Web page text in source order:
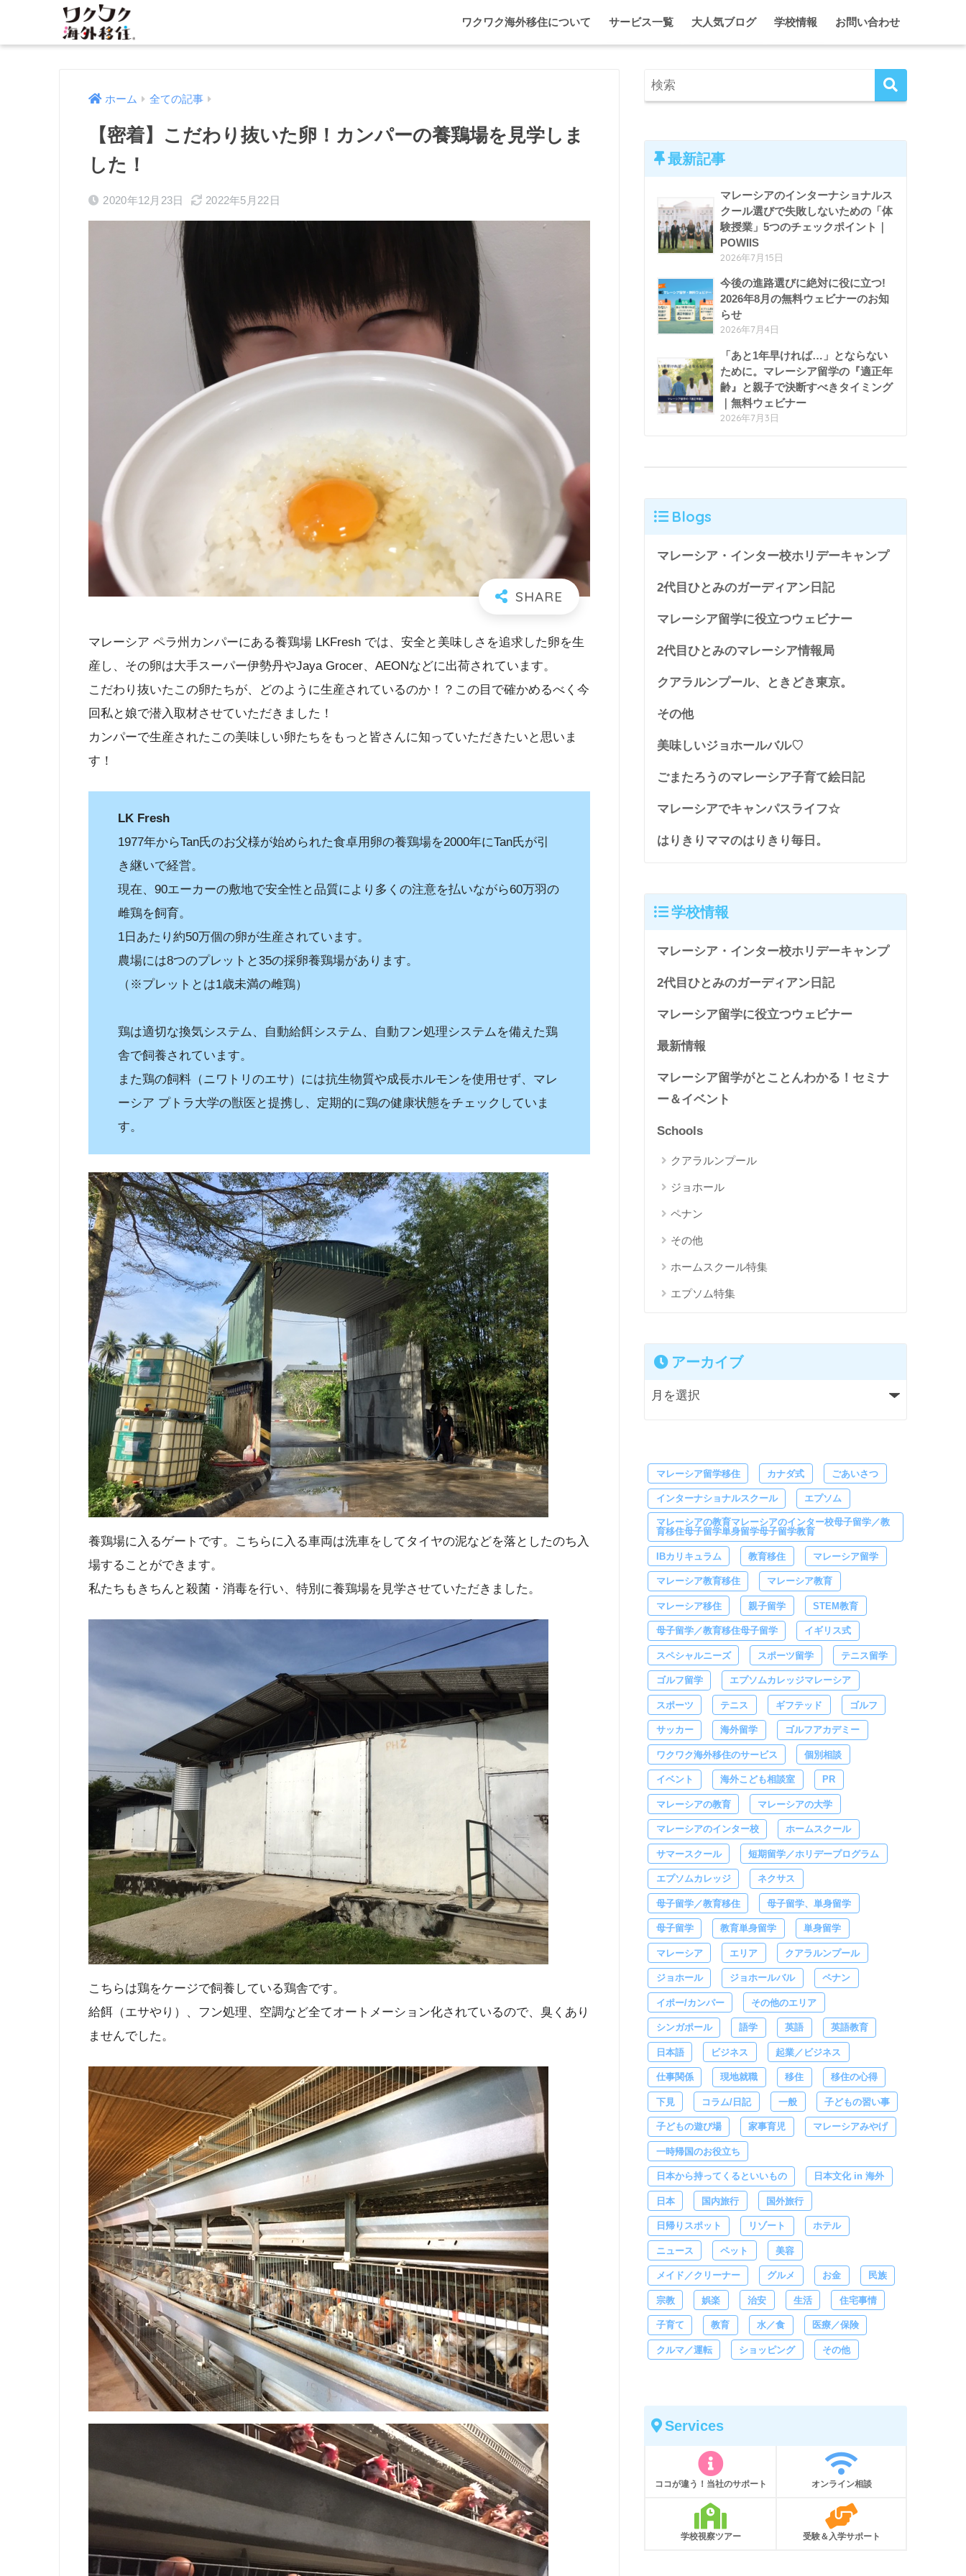
ワクワク海外移住について サービス一覧
エプソム単身留学 入学＆ガーディアンシップ
大人気ブログ 学校情報 お問い合わせ
ホーム 全ての記事
【密着】こだわり抜いた卵！カンパーの養鶏場を見学しま
した！
2020年12月23日 2022年5月22日
マレーシア ペラ州カンパーにある養鶏場 LKFresh では、安全と美味しさを追求した卵を生
産し、その卵は大手スーパー伊勢丹やJaya Grocer、AEONなどに出荷されています。
こだわり抜いたこの卵たちが、どのように生産されているのか！？この目で確かめるべく今
回私と娘で潜入取材させていただきました！
カンパーで生産されたこの美味しい卵たちをもっと皆さんに知っていただきたいと思いま
す！
LK Fresh
1977年からTan氏のお父様が始められた食卓用卵の養鶏場を2000年にTan氏が引
き継いで経営。
現在、90エーカーの敷地で安全性と品質により多くの注意を払いながら60万羽の
雌鶏を飼育。
1日あたり約50万個の卵が生産されています。
農場には8つのプレットと35の採卵養鶏場があります。
（※プレットとは1歳未満の雌鶏）
鶏は適切な換気システム、自動給餌システム、自動フン処理システムを備えた鶏
舎で飼養されています。
また鶏の飼料（ニワトリのエサ）には抗生物質や成長ホルモンを使用せず、マレ
ーシア プトラ大学の獣医と提携し、定期的に鶏の健康状態をチェックしていま
す。
養鶏場に入るゲートです。こちらに入る車両は洗車をしてタイヤの泥などを落としたのち入
場することができます。
私たちもきちんと殺菌・消毒を行い、特別に養鶏場を見学させていただきました。
こちらは鶏をケージで飼養している鶏舎です。
給餌（エサやり）、フン処理、空調など全てオートメーション化されているので、臭くあり
ませんでした。
最新記事
マレーシアのインターナショナルス
クール選びで失敗しないための「体
験授業」5つのチェックポイント｜
POWIIS
2026年7月15日
今後の進路選びに絶対に役に立つ!
2026年8月の無料ウェビナーのお知
らせ
2026年7月4日
「あと1年早ければ…」とならない
ために。マレーシア留学の『適正年
齢』と親子で決断すべきタイミング
｜無料ウェビナー
2026年7月3日
Blogs
マレーシア・インター校ホリデーキャンプ
2代目ひとみのガーディアン日記
マレーシア留学に役立つウェビナー
2代目ひとみのマレーシア情報局
クアラルンプール、ときどき東京。
その他
美味しいジョホールバル♡
ごまたろうのマレーシア子育て絵日記
マレーシアでキャンパスライフ☆
はりきりママのはりきり毎日。
学校情報
マレーシア・インター校ホリデーキャンプ
2代目ひとみのガーディアン日記
マレーシア留学に役立つウェビナー
最新情報
マレーシア留学がとことんわかる！セミナ
ー＆イベント
Schools
クアラルンプール
ジョホール
ペナン
その他
ホームスクール特集
エプソム特集
アーカイブ
マレーシア留学移住 カナダ式 ごあいさつ
インターナショナルスクール エプソム
マレーシアの教育マレーシアのインター校母子留学／教
育移住母子留学単身留学母子留学教育
IBカリキュラム 教育移住 マレーシア留学
マレーシア教育移住 マレーシア教育
マレーシア移住 親子留学 STEM教育
母子留学／教育移住母子留学 イギリス式
スペシャルニーズ スポーツ留学 テニス留学
ゴルフ留学 エプソムカレッジマレーシア
スポーツ テニス ギフテッド ゴルフ
サッカー 海外留学 ゴルフアカデミー
ワクワク海外移住のサービス 個別相談
イベント 海外こども相談室 PR
マレーシアの教育 マレーシアの大学
マレーシアのインター校 ホームスクール
サマースクール 短期留学／ホリデープログラム
エプソムカレッジ ネクサス
母子留学／教育移住 母子留学、単身留学
母子留学 教育単身留学 単身留学
マレーシア エリア クアラルンプール
ジョホール ジョホールバル ペナン
イポー/カンパー その他のエリア
シンガポール 語学 英語 英語教育
日本語 ビジネス 起業／ビジネス
仕事関係 現地就職 移住 移住の心得
下見 コラム/日記 一般 子どもの習い事
子どもの遊び場 家事育児 マレーシアみやげ
一時帰国のお役立ち
日本から持ってくるといいもの 日本文化 in 海外
日本 国内旅行 国外旅行
日帰りスポット リゾート ホテル
ニュース ペット 美容
メイド／クリーナー グルメ お金 民族
宗教 娯楽 治安 生活 住宅事情
子育て 教育 水／食 医療／保険
クルマ／運転 ショッピング その他
Services
ココが違う！当社のサポート オンライン相談
学校視察ツアー 受験＆入学サポート